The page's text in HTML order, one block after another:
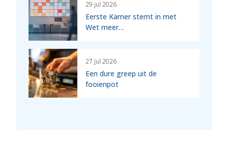
29 jul 2026
Eerste Kamer stemt in met
Wet meer…
27 jul 2026
Een dure greep uit de
fooienpot